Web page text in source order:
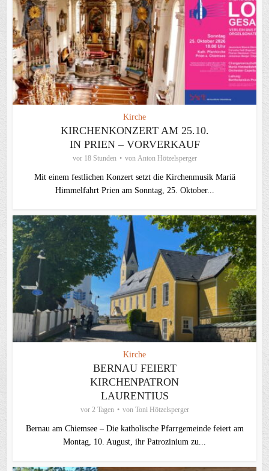
Kirche
KIRCHENKONZERT AM 25.10.
IN PRIEN – VORVERKAUF
vor 18 Stunden von Anton Hötzelsperger
Mit einem festlichen Konzert setzt die Kirchenmusik Mariä
Himmelfahrt Prien am Sonntag, 25. Oktober...
Kirche
BERNAU FEIERT
KIRCHENPATRON
LAURENTIUS
vor 2 Tagen von Toni Hötzelsperger
Bernau am Chiemsee – Die katholische Pfarrgemeinde feiert am
Montag, 10. August, ihr Patrozinium zu...